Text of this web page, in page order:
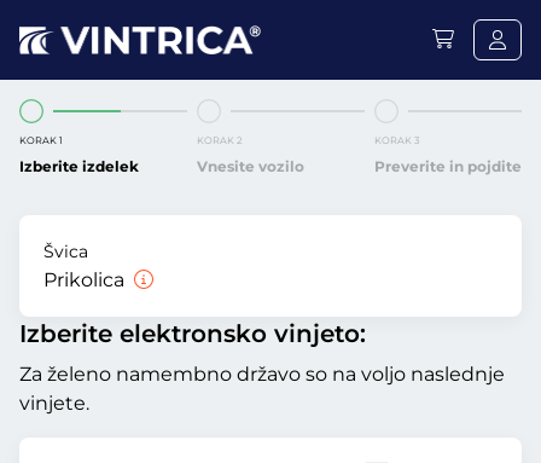
KORAK 1
Izberite izdelek
KORAK 2
Vnesite vozilo
KORAK 3
Preverite in pojdite
Švica
Prikolica
Izberite elektronsko vinjeto:
Za želeno namembno državo so na voljo naslednje
vinjete.